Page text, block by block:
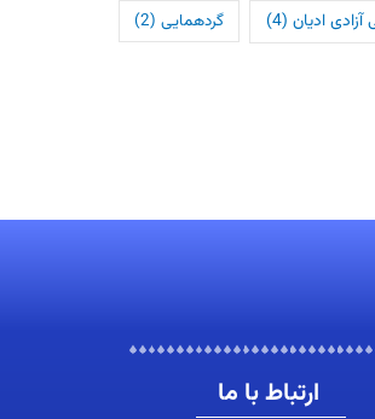
ادیان (4) گردهمایی(2)
ارتباط با ما